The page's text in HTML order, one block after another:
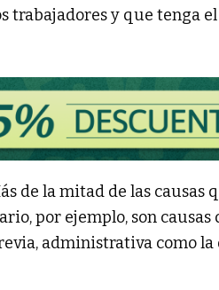
trabajadores y que tenga
de la mitad de las causas
por ejemplo, son
administrativa como